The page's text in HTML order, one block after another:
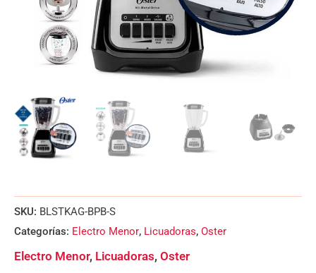
SKU: BLSTKAG-BPB-S
Categorías: Electro Menor, Licuadoras, Oster
Electro Menor, Licuadoras, Oster